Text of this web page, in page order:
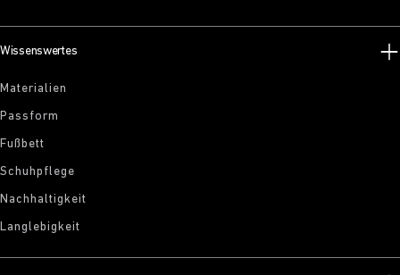
Wissenswertes
Materialien
Passform
Fußbett
Schuhpflege
Nachhaltigkeit
Langlebigkeit